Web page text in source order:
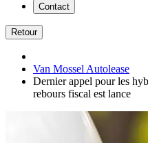
Contact
Retour
Van Mossel Autolease
Dernier appel pour les
rebours fiscal est lance